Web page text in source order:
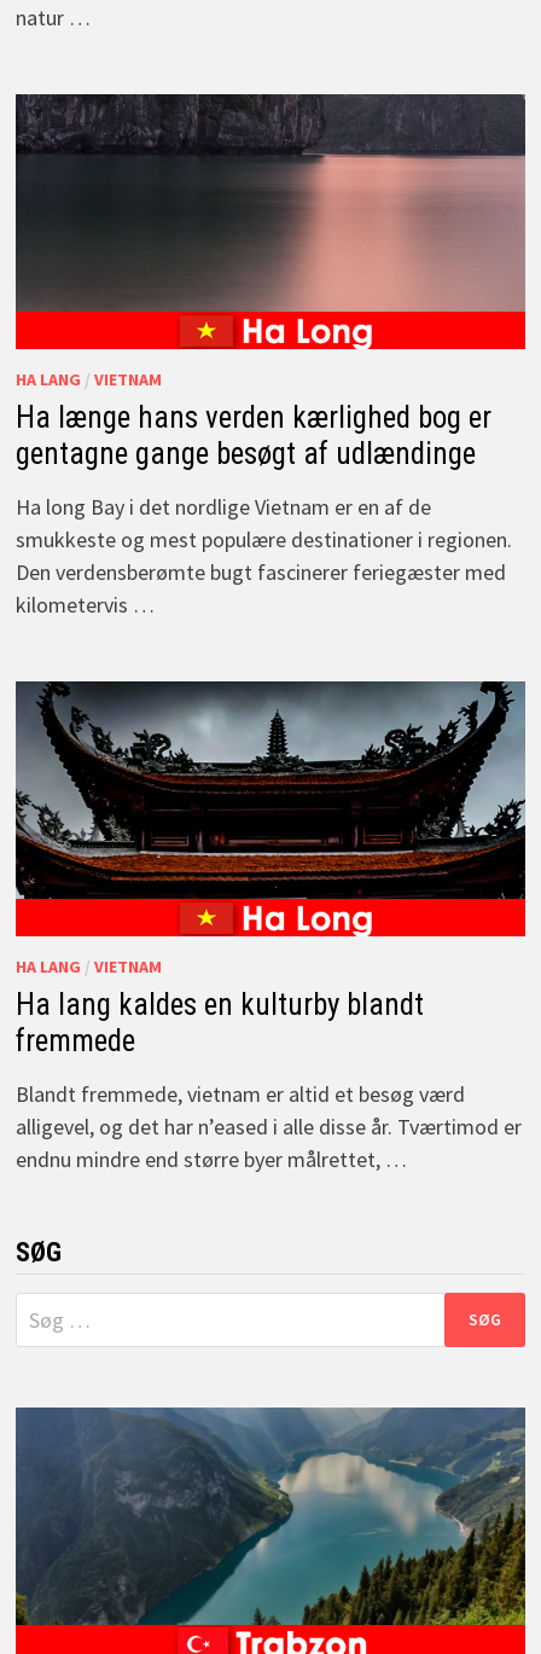
natur …
HA LANG / VIETNAM
Ha længe hans verden kærlighed bog er
gentagne gange besøgt af udlændinge
Ha long Bay i det nordlige Vietnam er en af de
smukkeste og mest populære destinationer i regionen.
Den verdensberømte bugt fascinerer feriegæster med
kilometervis …
HA LANG / VIETNAM
Ha lang kaldes en kulturby blandt
fremmede
Blandt fremmede, vietnam er altid et besøg værd
alligevel, og det har n’eased i alle disse år. Tværtimod er
endnu mindre end større byer målrettet, …
SØG
Søg
efter: